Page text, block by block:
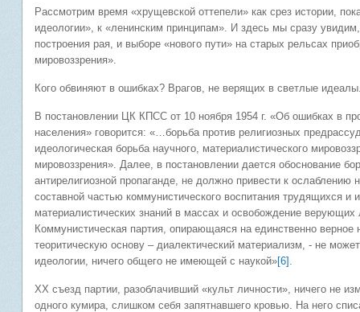
Рассмотрим время «хрущевской оттепели» как срез истории,
идеологии», к «ленинским принципам». И здесь мы сразу
построения рая, и выборе «нового пути» на старых рельсах
мировоззрения».
Кого обвиняют в ошибках? Врагов, не верящих в светлые
В постановлении ЦК КПСС от 10 ноября 1954 г. «Об ошибках в
населения» говорится: «…борьба против религиозных
идеологическая борьба научного, материалистического
мировоззрения». Далее, в постановлении дается обоснование
антирелигиозной пропаганде, не должно привести к
составной частью коммунистического воспитания трудящихся
материалистических знаний в массах и освобождение
Коммунистическая партия, опирающаяся на единственно
теоритическую основу – диалектический материализм, - не
идеологии, ничего общего не имеющей с наукой»[6] .
ХХ съезд партии, разоблачивший «культ личности», ничего не
одного кумира, слишком себя запятнавшего кровью. На него